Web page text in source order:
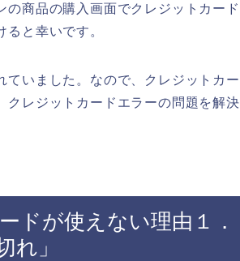
商品の購入画面でクレジットカード
と幸いです。
ていました。なので、クレジットカー
クレジットカードエラーの問題を解決
ドが使えない理由１．
れ」